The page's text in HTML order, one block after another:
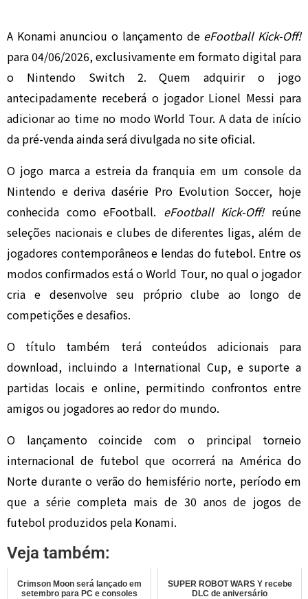
A Konami anunciou o lançamento de eFootball Kick-Off!
para 04/06/2026, exclusivamente em formato digital para
o Nintendo Switch 2. Quem adquirir o jogo
antecipadamente receberá o jogador Lionel Messi para
adicionar ao time no modo World Tour. A data de início
da pré-venda ainda será divulgada no site oficial.
O jogo marca a estreia da franquia em um console da
Nintendo e deriva dasérie Pro Evolution Soccer, hoje
conhecida comoeFootball. eFootball Kick-Off!reúne
seleções nacionais e clubes de diferentes ligas, além de
jogadores contemporâneos e lendas do futebol. Entre os
modos confirmados está o World Tour, no qual o jogador
cria e desenvolve seu próprio clube ao longo de
competições e desafios.
O título também terá conteúdos adicionais para
download, incluindo a International Cup, e suporte a
partidas locais e online, permitindo confrontos entre
amigos ou jogadores ao redor do mundo.
O lançamento coincide com o principal torneio
internacional de futebol que ocorrerá na América do
Norte durante o verão do hemisfério norte, período em
que a série completa mais de 30 anos de jogos de
futebol produzidos pela Konami.
Veja também:
Crimson Moon será lançado em
setembro para PC e consoles
SUPER ROBOT WARS Y recebe
DLC de aniversário